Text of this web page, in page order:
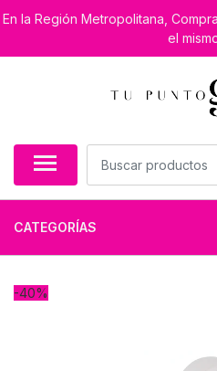
En la Región Metropolitana,
el
CATEGORÍAS
-40%